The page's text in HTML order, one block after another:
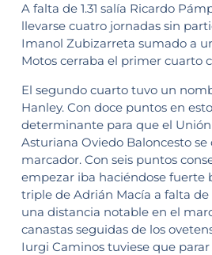
A falta de 1.31 salía Ricardo
llevarse cuatro jornadas sin
Imanol Zubizarreta sumado a
Motos cerraba el primer cuarto
El segundo cuarto tuvo un
Hanley. Con doce puntos en
determinante para que el
Asturiana Oviedo Baloncesto se
marcador. Con seis puntos
empezar iba haciéndose fuerte
triple de Adrián Macía a falta de
una distancia notable en el
canastas seguidas de los
Iurgi Caminos tuviese que parar